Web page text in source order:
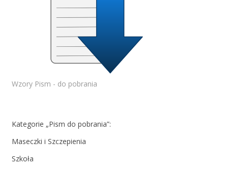
Wzory Pism - do pobrania
Kategorie „Pism do pobrania”:
Maseczki i Szczepienia
Szkoła